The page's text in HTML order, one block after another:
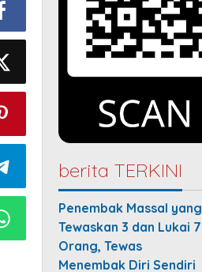
berita TERKINI
Penembak Massal yang
Tewaskan 3 dan Lukai 7
Orang, Tewas
Menembak Diri Sendiri